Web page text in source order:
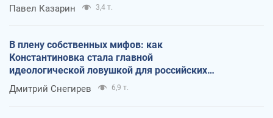
Павел Казарин 3,4 т.
В плену собственных мифов: как
Константиновка стала главной
идеологической ловушкой для российских
оккупантов
Дмитрий Снегирев 6,9 т.